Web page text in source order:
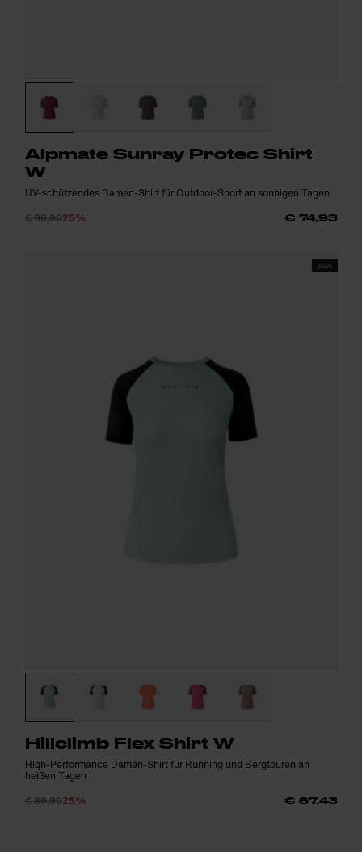
Alpmate Sunray Protec Shirt
W
UV-schützendes Damen-Shirt für Outdoor-Sport an sonnigen Tagen
€ 99,9025% € 74,93
SS26
Hillclimb Flex Shirt W
High-Performance Damen-Shirt für Running und Bergtouren an
heißen Tagen
€ 89,9025% € 67,43